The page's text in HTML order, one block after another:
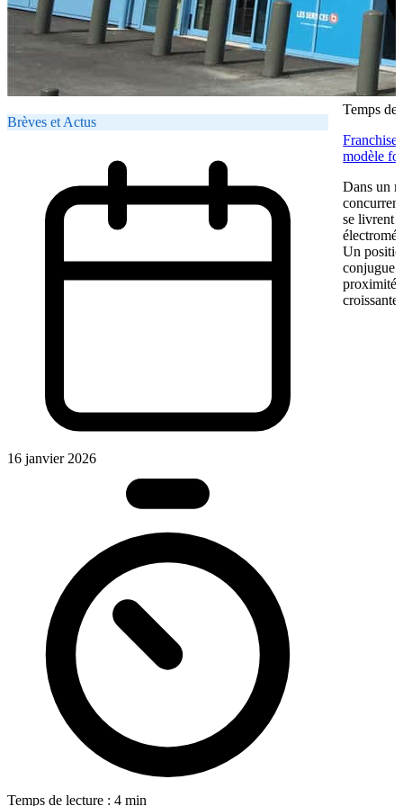
Brèves et Actus
16 janvier 2026
Temps de lecture : 4 min
Temps de
Franchise
modèle
Dans un
se livrent
Un
conjugue
proximité.